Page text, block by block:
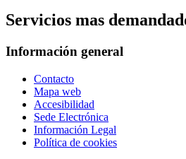
Servicios mas
Información general
Contacto
Mapa web
Accesibilidad
Sede Electrónica
Información Legal
Política de cookies